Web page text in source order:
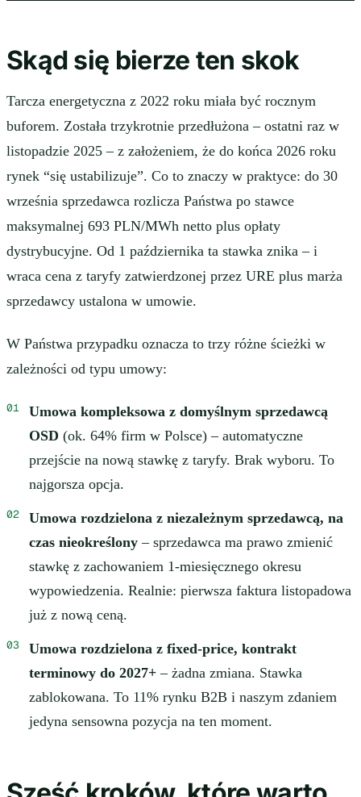
Skąd się bierze ten skok
Tarcza energetyczna z 2022 roku miała być rocznym
buforem. Została trzykrotnie przedłużona – ostatni raz w
listopadzie 2025 – z założeniem, że do końca 2026 roku
rynek “się ustabilizuje”. Co to znaczy w praktyce: do 30
września sprzedawca rozlicza Państwa po stawce
maksymalnej 693 PLN/MWh netto plus opłaty
dystrybucyjne. Od 1 października ta stawka znika – i
wraca cena z taryfy zatwierdzonej przez URE plus marża
sprzedawcy ustalona w umowie.
W Państwa przypadku oznacza to trzy różne ścieżki w
zależności od typu umowy:
Umowa kompleksowa z domyślnym sprzedawcą
OSD (ok. 64% firm w Polsce) – automatyczne
przejście na nową stawkę z taryfy. Brak wyboru. To
najgorsza opcja.
Umowa rozdzielona z niezależnym sprzedawcą, na
czas nieokreślony – sprzedawca ma prawo zmienić
stawkę z zachowaniem 1-miesięcznego okresu
wypowiedzenia. Realnie: pierwsza faktura listopadowa
już z nową ceną.
Umowa rozdzielona z fixed-price, kontrakt
terminowy do 2027+ – żadna zmiana. Stawka
zablokowana. To 11% rynku B2B i naszym zdaniem
jedyna sensowna pozycja na ten moment.